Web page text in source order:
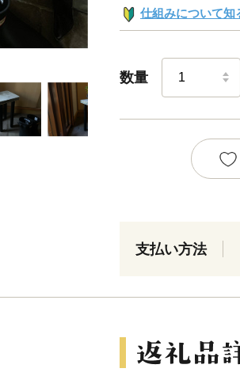
仕組みについて知
数量
支払い方法